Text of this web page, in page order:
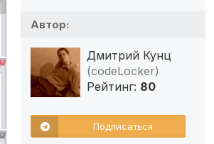
Автор:
Дмитрий Кунц
(codeLocker)
Рейтинг: 80
Подписаться